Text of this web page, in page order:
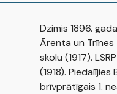
Dzimis 1896.
Ārenta un Trīnes
skolu (1917).
(1918).
brīvprātīgais 1.